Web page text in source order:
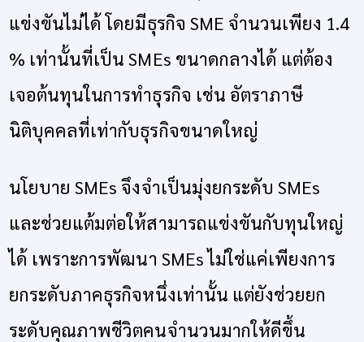
แข่งขันไม่ได้ โดยมีธุรกิจ SME จำนวนเพียง 1.4
% เท่านั้นที่เป็น SMEs ขนาดกลางได้ แต่ต้อง
เจอต้นทุนในการทำธุรกิจ เช่น อัตราภาษี
นิติบุคคลที่เท่ากับธุรกิจขนาดใหญ่
นโยบาย SMEs จึงจำเป็นมุ่งยกระดับ SMEs
และช่วยแต้มต่อให้สามารถแข่งขันกับทุนใหญ่
ได้ เพราะการพัฒนา SMEs ไม่ใช่แค่เพียงการ
ยกระดับภาคธุรกิจหนึ่งเท่านั้น แต่ยังช่วยยก
ระดับคุณภาพชีวิตคนจำนวนมากให้ดีขึ้น